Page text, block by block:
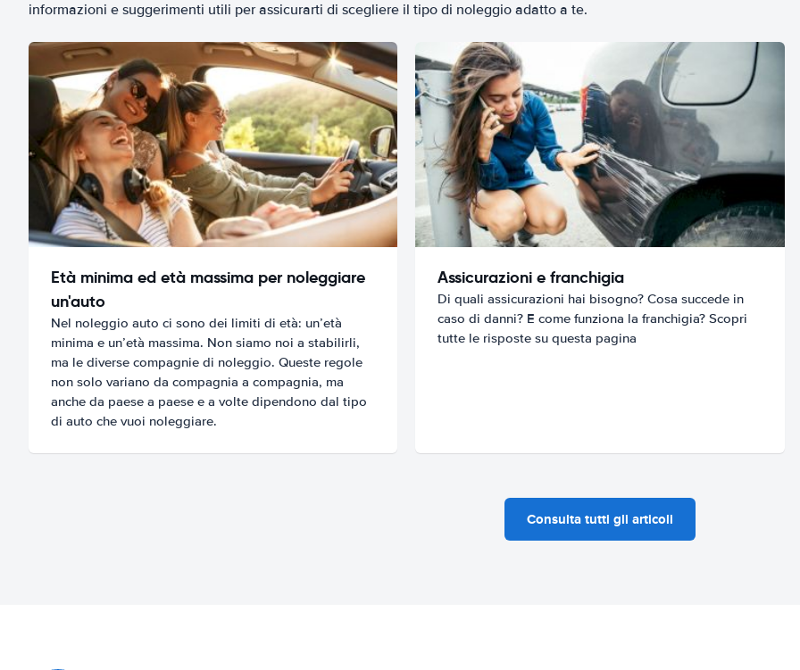
informazioni e suggerimenti utili per assicurarti di scegliere il tipo di noleggio adatto a te.
Età minima ed età massima per noleggiare
un'auto
Nel noleggio auto ci sono dei limiti di età: un’età
minima e un’età massima. Non siamo noi a stabilirli,
ma le diverse compagnie di noleggio. Queste regole
non solo variano da compagnia a compagnia, ma
anche da paese a paese e a volte dipendono dal tipo
di auto che vuoi noleggiare.
Assicurazioni e franchigia
Di quali assicurazioni hai bisogno? Cosa succede in
caso di danni? E come funziona la franchigia? Scopri
tutte le risposte su questa pagina
Consulta tutti gli articoli